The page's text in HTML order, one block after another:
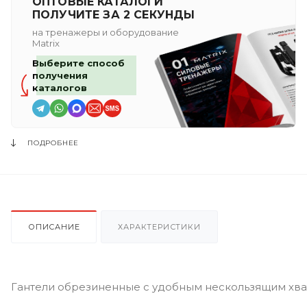
ПОЛУЧИТЕ ЗА 2 СЕКУНДЫ
на тренажеры и оборудование
Matrix
Выберите способ
получения
каталогов
ПОДРОБНЕЕ
ОПИСАНИЕ ХАРАКТЕРИСТИКИ
Гантели обрезиненные с удобным нескользящим